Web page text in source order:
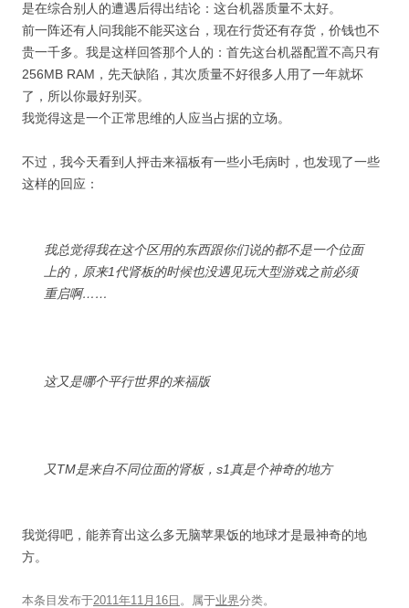
是在综合别人的遭遇后得出结论：这台机器质量不太好。
前一阵还有人问我能不能买这台，现在行货还有存货，价钱也不
贵一千多。我是这样回答那个人的：首先这台机器配置不高只有
256MB RAM，先天缺陷，其次质量不好很多人用了一年就坏
了，所以你最好别买。
我觉得这是一个正常思维的人应当占据的立场。
不过，我今天看到人抨击来福板有一些小毛病时，也发现了一些
这样的回应：
我总觉得我在这个区用的东西跟你们说的都不是一个位面
上的，原来1代肾板的时候也没遇见玩大型游戏之前必须
重启啊……
这又是哪个平行世界的来福版
又TM是来自不同位面的肾板，s1真是个神奇的地方
我觉得吧，能养育出这么多无脑苹果饭的地球才是最神奇的地
方。
本条目发布于2011年11月16日 。属于业界分类。